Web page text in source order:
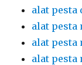
alat pesta
alat pesta
alat pesta
alat pesta